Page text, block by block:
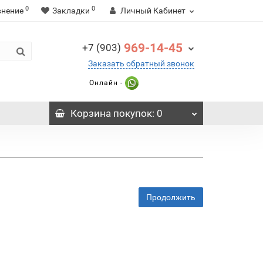
0 Закладки 0 Личный Кабинет
+7 (903) 969-14-45
Заказать обратный звонок
Онлайн -
Корзинапокупок: 0
Продолжить